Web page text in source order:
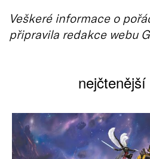
Veškeré informace o
připravila redakce webu